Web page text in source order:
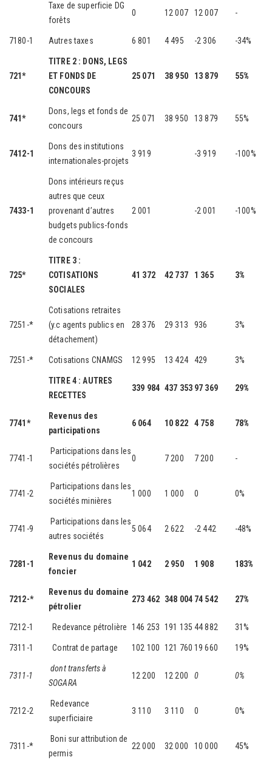
Taxe de superficie DG
forêts
0 12 007 12 007 -
7180-1 Autres taxes 6 801 4 495 -2 306 -34%
721*
TITRE 2 : DONS, LEGS
ET FONDS DE
CONCOURS
25 071 38 950 13 879 55%
741*
Dons, legs et fonds de
concours
25 071 38 950 13 879 55%
7412-1
Dons des institutions
internationales-projets
3 919 -3 919 -100%
7433-1
Dons intérieurs reçus
autres que ceux
provenant d’autres
budgets publics-fonds
de concours
2 001 -2 001 -100%
725*
TITRE 3 :
COTISATIONS
SOCIALES
41 372 42 737 1 365 3%
7251-*
Cotisations retraites
(y.c agents publics en
détachement)
28 376 29 313 936 3%
7251-* Cotisations CNAMGS 12 995 13 424 429 3%
TITRE 4 : AUTRES
RECETTES
339 984 437 353 97 369 29%
7741*
Revenus des
participations
6 064 10 822 4 758 78%
7741-1
Participations dans les
sociétés pétrolières
0 7 200 7 200 -
7741-2
Participations dans les
sociétés minières
1 000 1 000 0 0%
7741-9
Participations dans les
autres sociétés
5 064 2 622 -2 442 -48%
7281-1
Revenus du domaine
foncier
1 042 2 950 1 908 183%
7212-*
Revenus du domaine
pétrolier
273 462 348 004 74 542 27%
7212-1 Redevance pétrolière 146 253 191 135 44 882 31%
7311-1 Contrat de partage 102 100 121 760 19 660 19%
7311-1
dont transferts à
SOGARA
12 200 12 200 0 0%
7212-2
Redevance
superficiaire
3 110 3 110 0 0%
7311-*
Boni sur attribution de
permis
22 000 32 000 10 000 45%